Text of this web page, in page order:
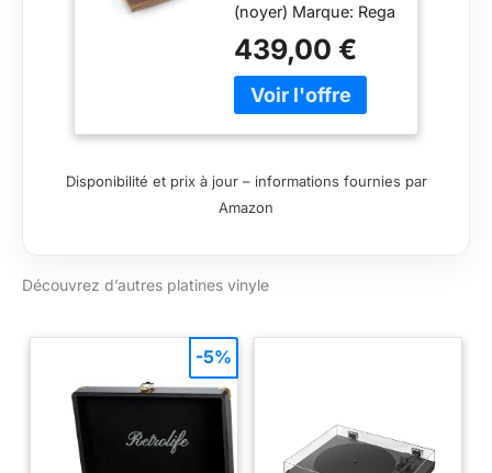
(noyer) Marque: Rega
439,00 €
Disponibilité et prix à jour – informations fournies par
Amazon
Découvrez d’autres platines vinyle
-5%